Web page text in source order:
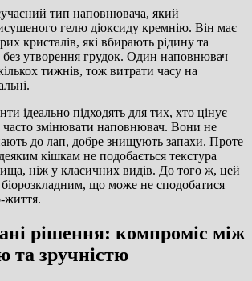
тип наповнювача, який
гелю діоксиду кремнію. Він має
кристалів, які вбирають рідину та
утворення грудок. Один наповнювач
тижнів, тож витрати часу на
ідеально підходять для тих, хто цінує
часто змінювати наповнювач. Вони не
до лап, добре знищують запахи. Проте
кішкам не подобається текстура
ніж у класичних видів. До того ж, цей
що може не сподобатися
життя.
рішення: компроміс між
та зручністю